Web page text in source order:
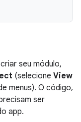
seu módulo,
(selecione View
menus). O código,
ser
app.